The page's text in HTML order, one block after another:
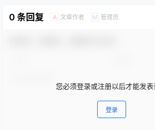
0 条回复 A 文章作者 M 管理员
您必须登录或注册以后才能发
登录